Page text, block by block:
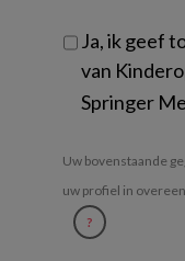
Ja, ik geef
van
Springer
Uw bovenstaande
uw profiel in
?